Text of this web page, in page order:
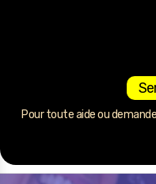
Pour toute aide ou